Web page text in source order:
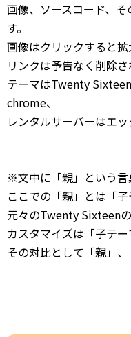
画像、ソースコード、
す。
画像はクリックすると拡
リンクは予告なく削除さ
テーマはTwenty
chrome、
レンタルサーバーはエッ
※文中に「親」という言
ここでの「親」とは「子
元々のTwenty Sixteenの
カスタマイズは「子テー
その対比として「親」、